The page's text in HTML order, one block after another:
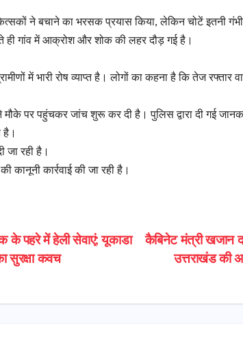
ने बचाने का भरसक प्रयास किया, लेकिन चोटें इतनी
ही गांव में आक्रोश और शोक की लहर दौड़ गई है।
में भारी रोष व्याप्त है। लोगों का कहना है कि तेज रफ्तार
पर पहुंचकर जांच शुरू कर दी है। पुलिस द्वारा दी गई
है।
जा रही है।
कानूनी कार्रवाई की जा रही है।
कैबिनेट मंत्री खजान
उत्तराखंड की
के पहरे में हेली सेवाएं; यूकाडा
सुरक्षा कवच